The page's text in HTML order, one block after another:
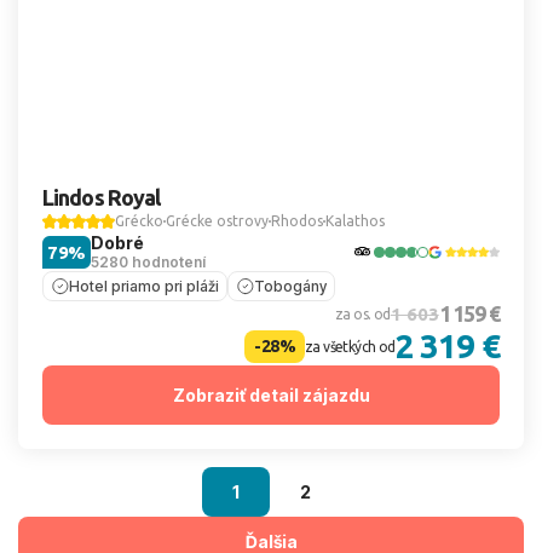
Lindos Royal
Grécko Grécke ostrovy Rhodos Kalathos
Dobré
5280 hodnotení
79%
Hotel priamo pri pláži Tobogány
za os. od1 6031 159 €
-28% za všetkých od2 319 €
Zobraziť detail zájazdu
1 2
Ďalšia